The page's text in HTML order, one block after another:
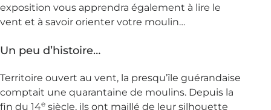
exposition vous apprendra également à lire le
vent et à savoir orienter votre moulin…
Un peu d’histoire…
Territoire ouvert au vent, la presqu’île guérandaise
comptait une quarantaine de moulins. Depuis la
fin du 14e siècle, ils ont maillé de leur silhouette